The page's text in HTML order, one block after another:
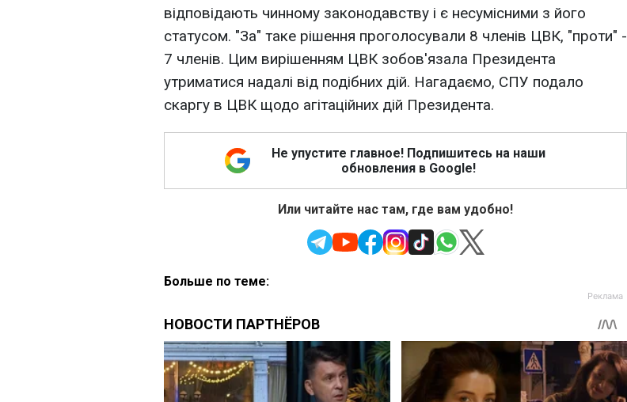
відповідають чинному законодавству і є несумісними з його
статусом. "За" таке рішення проголосували 8 членів ЦВК, "проти" -
7 членів. Цим вирішенням ЦВК зобов'язала Президента
утриматися надалі від подібних дій. Нагадаємо, СПУ подало
скаргу в ЦВК щодо агітаційних дій Президента.
Не упустите главное! Подпишитесь на наши
обновления в Google!
Или читайте нас там, где вам удобно!
Больше по теме: